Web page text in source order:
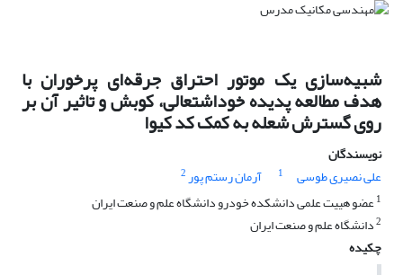
شبیه‌سازی یک موتور احتراق جرقه‌ای پرخوران با
هدف مطالعه پدیده خوداشتعالی، کوبش و تاثیر آن بر
روی گسترش شعله به کمک کد کیوا
نویسندگان
علی نصیری طوسی
1 آرمان رستم پور2
1عضو هییت علمی دانشکده خودرو دانشگاه علم و صنعت ایران
2دانشگاه علم و صنعت ایران
چکیده